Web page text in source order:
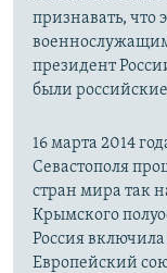
признавать, что
президент
были
16 марта 2014
Севастополя
стран мира так
Крымского
Россия
Европейский